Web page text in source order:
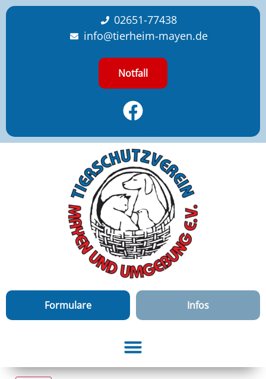
content
02651-77438
info@tierheim-mayen.de
Notfall
Formulare Infos